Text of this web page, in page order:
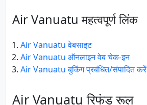
Air Vanuatu महत्वपूर्ण लिंक
Air Vanuatu वेबसाइट
Air Vanuatu ऑनलाइन वेब चेक-इन
Air Vanuatu बुकिंग प्रबंधित/संपादित करें
Air Vanuatu रिफंड रूल